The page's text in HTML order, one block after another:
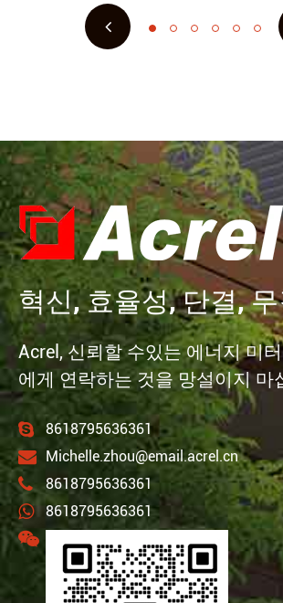
혁신, 효율성, 단결,
Acrel, 신뢰할 수있는 에너지 미
에게 연락하는 것을 망설이지 마
8618795636361
Michelle.zhou@email.acrel.cn
8618795636361
8618795636361